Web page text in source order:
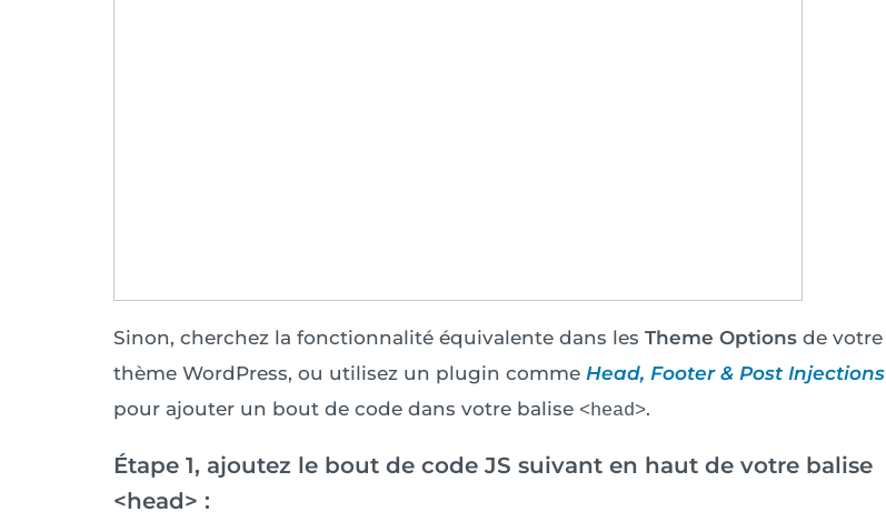
Sinon, cherchez la fonctionnalité équivalente dans les Theme Options de votre
thème WordPress, ou utilisez un plugin comme Head, Footer & Post Injections
pour ajouter un bout de code dans votre balise <head>.
Étape 1, ajoutez le bout de code JS suivant en haut de votre balise
<head> :